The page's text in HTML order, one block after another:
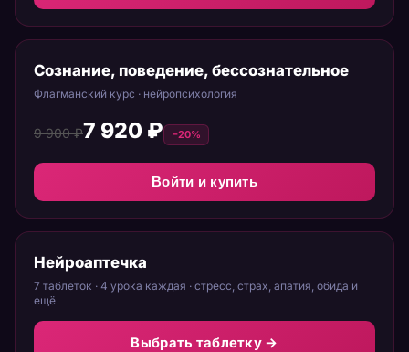
Сознание, поведение, бессознательное
Флагманский курс · нейропсихология
9 900 ₽7 920 ₽ −20%
Войти и купить
Нейроаптечка
7 таблеток · 4 урока каждая · стресс, страх, апатия, обида и
ещё
Выбрать таблетку →